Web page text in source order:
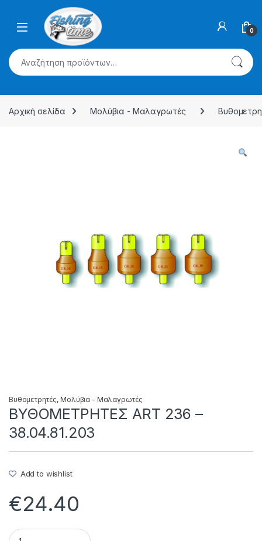
Skip to navigation
0
Αναζήτηση για:
Αρχική σελίδα Μολύβια - Μαλαγρωτές
Βυθομετρητές,Μολύβια - Μαλαγρωτές
ΒΥΘΟΜΕΤΡΗΤΕΣ ART 236 –
38.04.81.203
Add to wishlist
€24.40
ΒΥΘΟΜΕΤΡΗΤΕΣ ART 236 - 38.04.81.203 quantity